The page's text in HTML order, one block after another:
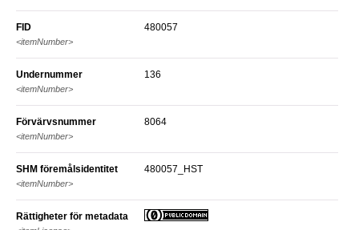
FID
<itemNumber>
480057
Undernummer
<itemNumber>
136
Förvärvsnummer
<itemNumber>
8064
SHM föremålsidentitet
<itemNumber>
480057_HST
Rättigheter för metadata